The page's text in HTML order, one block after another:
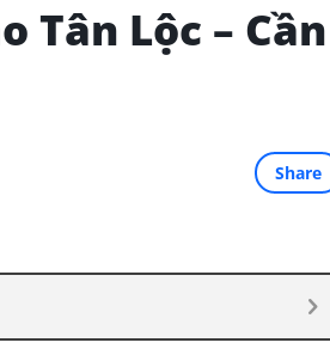
Tân Lộc – Cần
Share